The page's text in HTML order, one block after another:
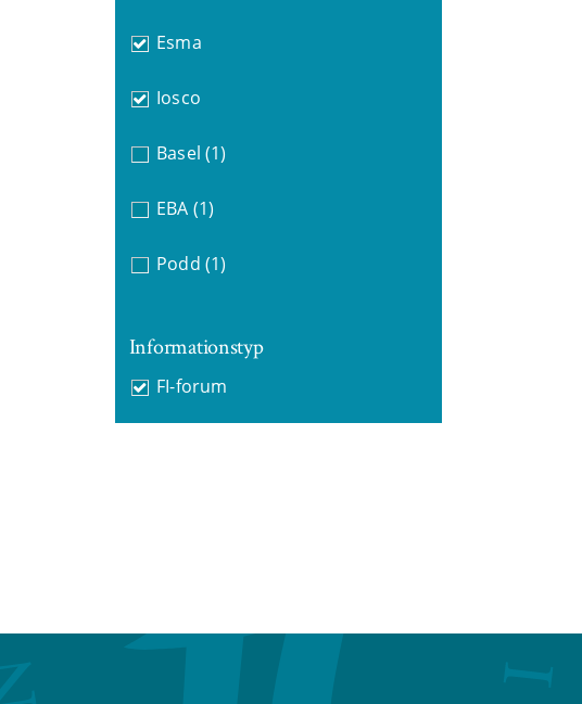
Esma
Iosco
Basel (1)
EBA (1)
Podd (1)
Informationstyp
FI-forum